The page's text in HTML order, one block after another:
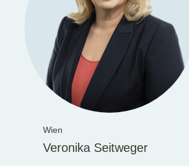
Wien
Veronika Seitweger